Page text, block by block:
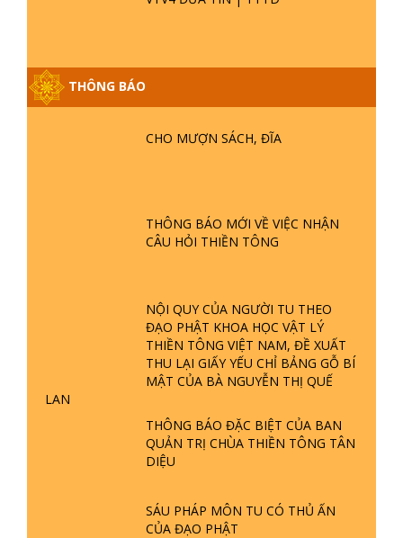
THÔNG BÁO
CHO MƯỢN SÁCH, ĐĨA
THÔNG BÁO MỚI VỀ VIỆC NHẬN
CÂU HỎI THIỀN TÔNG
NỘI QUY CỦA NGƯỜI TU THEO
ĐẠO PHẬT KHOA HỌC VẬT LÝ
THIỀN TÔNG VIỆT NAM, ĐỀ XUẤT
THU LẠI GIẤY YẾU CHỈ BẢNG GỖ BÍ
MẬT CỦA BÀ NGUYỄN THỊ QUẾ
LAN
THÔNG BÁO ĐẶC BIỆT CỦA BAN
QUẢN TRỊ CHÙA THIỀN TÔNG TÂN
DIỆU
SÁU PHÁP MÔN TU CÓ THỦ ẤN
CỦA ĐẠO PHẬT
GIẢI ĐÁP ĐẶC BIỆT P25 - SUỐT 49
NĂM PHẬT KHÔNG NÓI? HỘI LONG
HOA LÀ HỘI GÌ? TỬ VÌ ĐẠO
TTTD
GIẢI ĐÁP ĐẶC BIỆT P23 - THIÊN
TĂNG? | TTTD
GIẢI ĐÁP THIỀN TÔNG ĐẶC BIỆT P22
- TẠI SAO TRÁI ĐẤT NHIỀU THIÊN TAI
- LŨ LỤT - HỎA HOẠN | TTTD
GIẢI ĐÁP THIỀN TÔNG ĐẶC BIỆT P21
- TẠI SAO ĐỨC PHẬT BƯỚC ĐI 7
BƯỚC TRÊN HOA SEN ? | TTTD
GIẢI ĐÁP VỀ LỄ TIỄN THIỀN TÔNG SƯ
NGỌC LÂM VỀ PHẬT GIỚI